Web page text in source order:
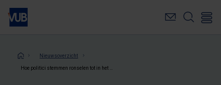
Overslaan
naar
inhoudKruimelpad
Nieuwsoverzicht